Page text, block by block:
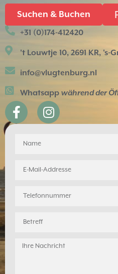
Suchen & Buchen
+31 (0)174-412420
't Louwtje 10, 2691 KR, 's-
info@vlugtenburg.nl
Whatsapp während der